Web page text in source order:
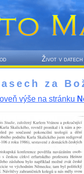
Život v datech
za
výše na stránku